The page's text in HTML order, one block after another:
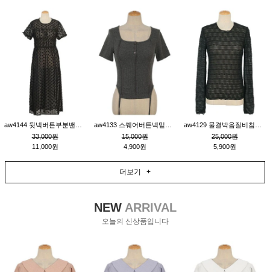
33,000원
11,000원
15,000원
4,900원
25,000원
5,900원
더보기 +
NEWARRIVAL
오늘의 신상품입니다